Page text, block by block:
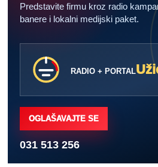
Predstavite firmu kroz radio
banere i lokalni medijski paket.
RADIO + PORTAL
OGLAŠAVAJTE SE
031 513 256